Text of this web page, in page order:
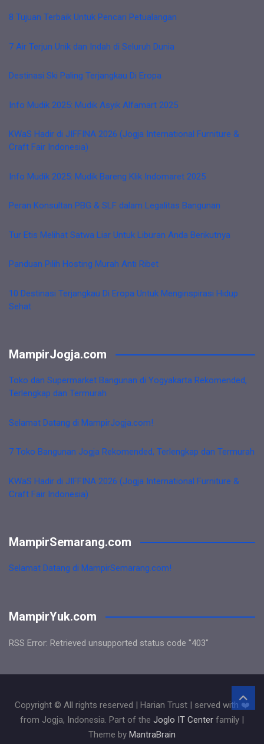
8 Tujuan Terbaik Untuk Pencari Petualangan
7 Air Terjun Unik dan Indah di Seluruh Dunia
Destinasi Ski Paling Terjangkau Di Eropa
Info Mudik 2025: Mudik Asyik Alfamart 2025
KWaS Hadir di JIFFINA 2026 (Jogja International Furniture &
Craft Fair Indonesia)
Info Mudik 2025: Mudik Bareng Klik Indomaret 2025
Peran Konsultan PBG & SLF dalam Legalitas Bangunan
Tur Etis Melihat Satwa Liar Untuk Liburan Anda Berikutnya
Panduan Pilih Hosting Murah Anti Ribet
10 Destinasi Terjangkau Di Eropa Untuk Menginspirasi Hidup
Sehat
MampirJogja.com
Toko dan Supermarket Bangunan di Yogyakarta Rekomended,
Terlengkap dan Termurah
Selamat Datang di MampirJogja.com!
7 Toko Bangunan Jogja Rekomended, Terlengkap dan Termurah
KWaS Hadir di JIFFINA 2026 (Jogja International Furniture &
Craft Fair Indonesia)
MampirSemarang.com
Selamat Datang di MampirSemarang.com!
MampirYuk.com
RSS Error: Retrieved unsupported status code "403"
Copyright © All rights reserved | Harian Trust | served with ❤️
from Jogja, Indonesia. Part of the Joglo IT Center family |
Theme by MantraBrain